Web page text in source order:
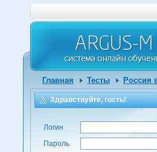
Главная Тесты Россия
Здравствуйте, гость!
Логин
Пароль